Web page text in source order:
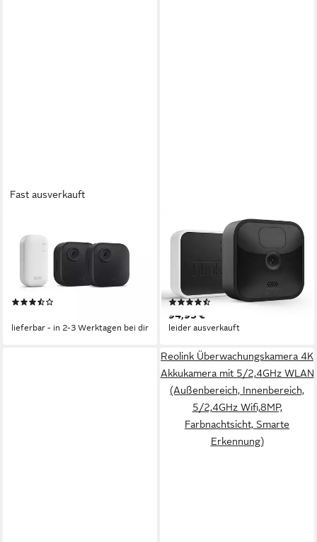
Fast ausverkauft
IP-Überwachungskamera
Kamera Outdoor 4
System
Überwachungskamera
(Innenbereich, Außenbereich,
lieferbar - in 2-3 Werktagen bei dir
IP-Überwachungskamera
Outdoor 1er Kamera Set
(Innenbereich, Außenbereich,
1-tlg., Set, inkl. Sync Modul,
integriertes Mikrofon)
(4)
94,95 €
leider ausverkauft
Reolink Überwachungskamera 4K
Akkukamera mit 5/2,4GHz WLAN
(Außenbereich, Innenbereich,
5/2,4GHz Wifi,8MP,
Farbnachtsicht, Smarte
Erkennung)